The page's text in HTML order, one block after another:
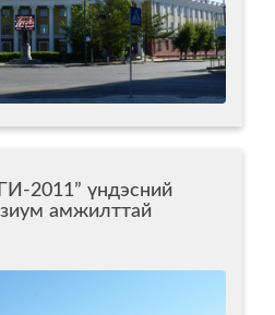
2011” үндэсний
амжилттай